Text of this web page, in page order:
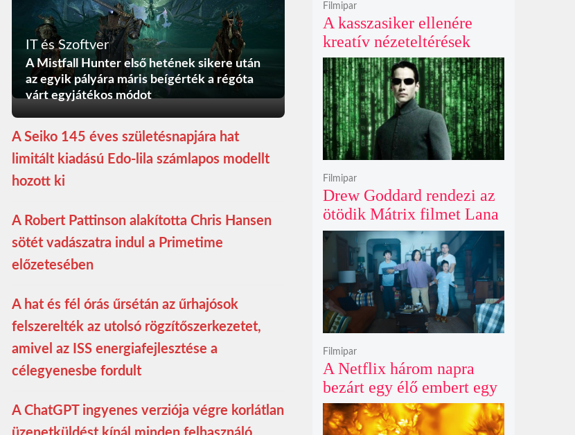
IT és Szoftver
A Mistfall Hunter első hetének sikere után
az egyik pályára máris beígérték a régóta
várt egyjátékos módot
A Seiko 145 éves születésnapjára hat
limitált kiadású Edo-lila számlapos modellt
hozott ki
A Robert Pattinson alakította Chris Hansen
sötét vadászatra indul a Primetime
előzetesében
A hat és fél órás űrsétán az űrhajósok
felszerelték az utolsó rögzítőszerkezetet,
amivel az ISS energiafejlesztése a
célegyenesbe fordult
A ChatGPT ingyenes verziója végre korlátlan
A kasszasiker ellenére
kreatív nézeteltérések
miatt távozik Gareth
Edwards, új rendezőt keres
a Jurassic World 5
Filmipar
Drew Goddard rendezi az
ötödik Mátrix filmet Lana
Wachowski produceri
felügyelete mellett, és
egyre nagyobb a remény
Keanu Reeves
visszatérésére
Filmipar
A Netflix három napra
bezárt egy élő embert egy
óriásplakátba az új
horrorfilmje kedvéért
Filmipar